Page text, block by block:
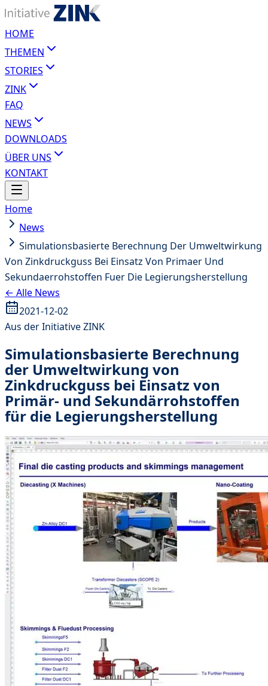
HOME
THEMEN
STORIES
ZINK
FAQ
NEWS
DOWNLOADS
ÜBER UNS
KONTAKT
Home
News
Simulationsbasierte Berechnung Der Umweltwirkung
Von Zinkdruckguss Bei Einsatz Von Primaer Und
Sekundaerrohstoffen Fuer Die Legierungsherstellung
← Alle News
2021-12-02
Aus der Initiative ZINK
Simulationsbasierte Berechnung
der Umweltwirkung von
Zinkdruckguss bei Einsatz von
Primär- und Sekundärrohstoffen
für die Legierungsherstellung